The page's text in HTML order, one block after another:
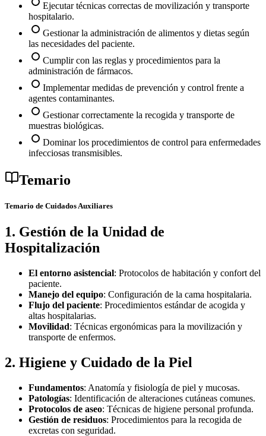
Ejecutar técnicas correctas de movilización y transporte
hospitalario.
Gestionar la administración de alimentos y dietas según
las necesidades del paciente.
Cumplir con las reglas y procedimientos para la
administración de fármacos.
Implementar medidas de prevención y control frente a
agentes contaminantes.
Gestionar correctamente la recogida y transporte de
muestras biológicas.
Dominar los procedimientos de control para enfermedades
infecciosas transmisibles.
Temario
Temario de Cuidados Auxiliares
1. Gestión de la Unidad de
Hospitalización
El entorno asistencial: Protocolos de habitación y confort del
paciente.
Manejo del equipo: Configuración de la cama hospitalaria.
Flujo del paciente: Procedimientos estándar de acogida y
altas hospitalarias.
Movilidad: Técnicas ergonómicas para la movilización y
transporte de enfermos.
2. Higiene y Cuidado de la Piel
Fundamentos: Anatomía y fisiología de piel y mucosas.
Patologías: Identificación de alteraciones cutáneas comunes.
Protocolos de aseo: Técnicas de higiene personal profunda.
Gestión de residuos: Procedimientos para la recogida de
excretas con seguridad.